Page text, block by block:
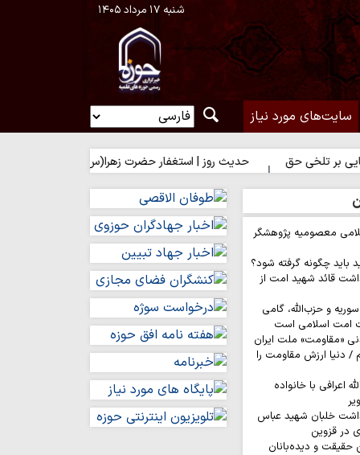
شنبه ۱۷ مرداد ۱۴۰۵
سایت‌های مورد نیاز
حق حدیث روز | استغفار حضرت زهرا(س) برای زائران امام حسین(ع)
معصومیه پژوهشگر
باید چگونه گرفته شود؟
قائد شهید امت از
و حزب‌الله، گامی
امت اسلامی است
«مقاومت» ملت ایران
دنیا ارزش مقاومت را
اعرافی با خانواده
خلبان شهید عباس
در قزوین
حقیقت و دیده‌بانان